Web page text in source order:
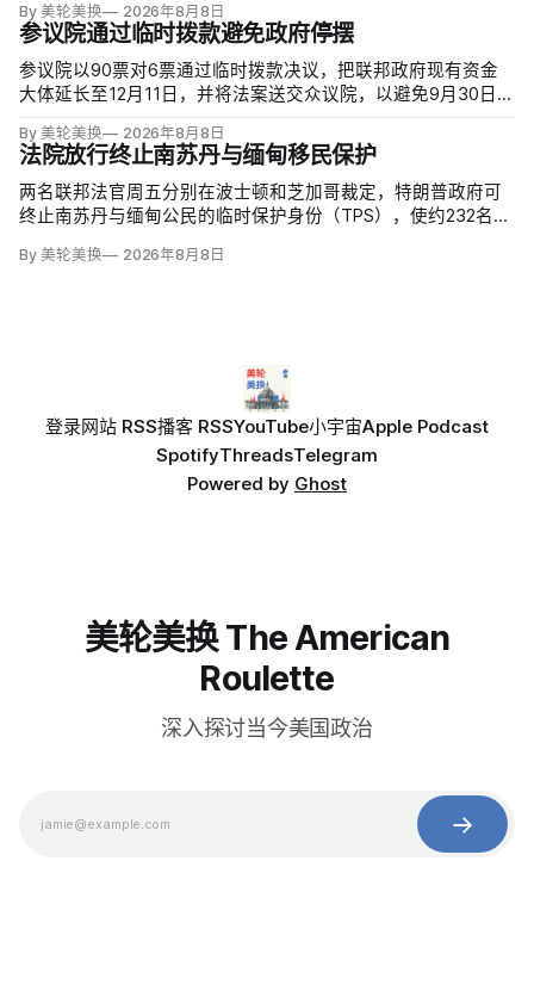
足够支持，更不可能达到参议院推进多数法案所需的60票。
By 美轮美换 2026年8月8日
参议院通过临时拨款避免政府停摆
参议院以90票对6票通过临时拨款决议，把联邦政府现有资金
大体延长至12月11日，并将法案送交众议院，以避免9月30日财
依靠共和党支持的版本多维持一周；参议院多数法案需60票推
进，共和党领导层因此与民主党拨款负责人谈判。
By 美轮美换 2026年8月8日
法院放行终止南苏丹与缅甸移民保护
两名联邦法官周五分别在波士顿和芝加哥裁定，特朗普政府可
终止南苏丹与缅甸公民的临时保护身份（TPS），使约232名南
障。两国分别因长期武装冲突及2021年军事政变后动荡而获指
By 美轮美换 2026年8月8日
登录网站 RSS播客 RSSYouTube小宇宙Apple Podcast
SpotifyThreadsTelegram
Powered by Ghost
美轮美换 The American
Roulette
深入探讨当今美国政治